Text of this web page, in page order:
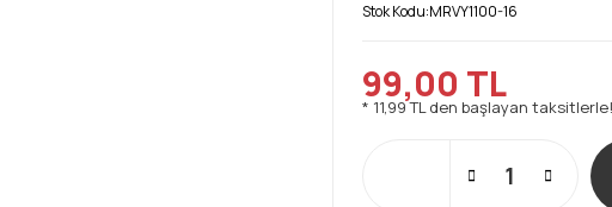
Stok Kodu:MRVY1100-16
99,00 TL
* 11,99 TL den başlayan